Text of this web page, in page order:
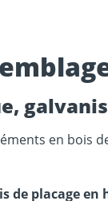
en bois
de placage en